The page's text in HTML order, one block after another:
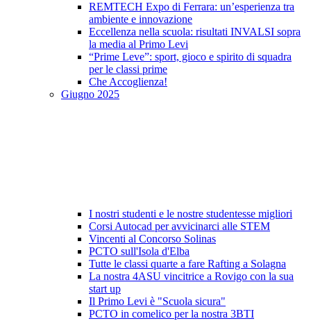
REMTECH Expo di Ferrara: un’esperienza tra
ambiente e innovazione
Eccellenza nella scuola: risultati INVALSI sopra
la media al Primo Levi
“Prime Leve”: sport, gioco e spirito di squadra
per le classi prime
Che Accoglienza!
Giugno 2025
I nostri studenti e le nostre studentesse migliori
Corsi Autocad per avvicinarci alle STEM
Vincenti al Concorso Solinas
PCTO sull'Isola d'Elba
Tutte le classi quarte a fare Rafting a Solagna
La nostra 4ASU vincitrice a Rovigo con la sua
start up
Il Primo Levi è "Scuola sicura"
PCTO in comelico per la nostra 3BTI